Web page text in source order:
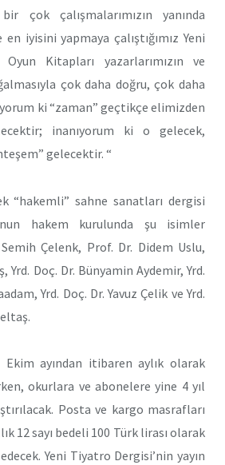
çok çalışmalarımızın yanında
iyisini yapmaya çalıştığımız Yeni
Kitapları yazarlarımızın ve
çok daha doğru, çok daha
ki “zaman” geçtikçe elimizden
inanıyorum ki o gelecek,
gelecektir. “
“hakemli” sahne sanatları dergisi
hakem kurulunda şu isimler
Çelenk, Prof. Dr. Didem Uslu,
Yrd. Doç. Dr. Bünyamin Aydemir, Yrd.
Yrd. Doç. Dr. Yavuz Çelik ve Yrd.
ayından itibaren aylık olarak
okurlara ve abonelere yine 4 yıl
Posta ve kargo masrafları
12 sayı bedeli 100 Türk lirası olarak
Yeni Tiyatro Dergisi’nin yayın